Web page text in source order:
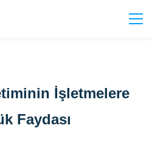
İşletmelere
Faydası